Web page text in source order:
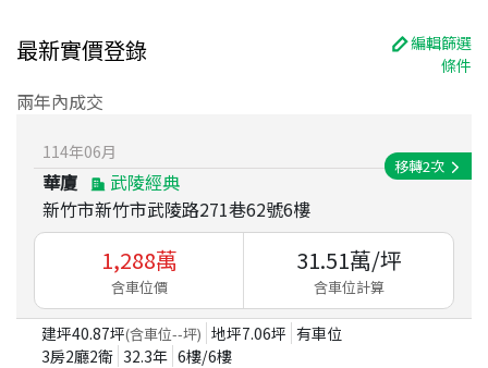
最新實價登錄
編輯篩選
條件
兩年內成交
114年06月
華廈
武陵經典
新竹市新竹市武陵路271巷62號6樓
移轉2次
1,288萬
含車位價
31.51萬/坪
含車位計算
建坪40.87坪(含車位--坪) 地坪7.06坪 有車位
3房2廳2衛 32.3年 6樓/6樓